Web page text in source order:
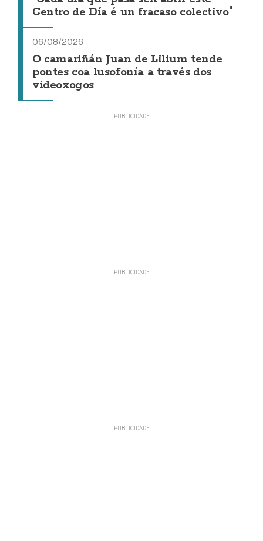
Centro de Día é un fracaso colectivo"
06/08/2026
O camariñán Juan de Lilium tende
pontes coa lusofonía a través dos
videoxogos